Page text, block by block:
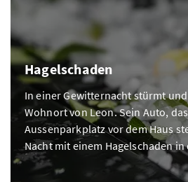
Hagelschaden
In einer Gewitternacht stürmt
Wohnort von Leon. Sein Auto,
Aussenparkplatz vor dem Haus
Nacht mit einem Hagelschaden in